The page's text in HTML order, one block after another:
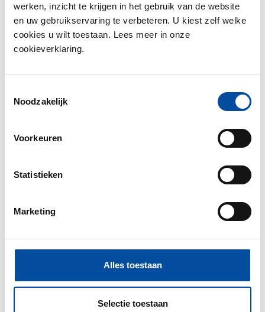
werken, inzicht te krijgen in het gebruik van de website
en uw gebruikservaring te verbeteren. U kiest zelf welke
cookies u wilt toestaan. Lees meer in onze
cookieverklaring.
Noodzakelijk
Voorkeuren
Statistieken
Marketing
Alles toestaan
Selectie toestaan
Gynaecologie
Interne geneeskunde
KNO - Keel- neus- en oorheelkunde
Maag-, Darm-, Lever
Medische Psychologie
Oncologische zorg
Orthopedie & traumatologie
Osteoporose & Fractuurpreventie
Pijngeneeskunde